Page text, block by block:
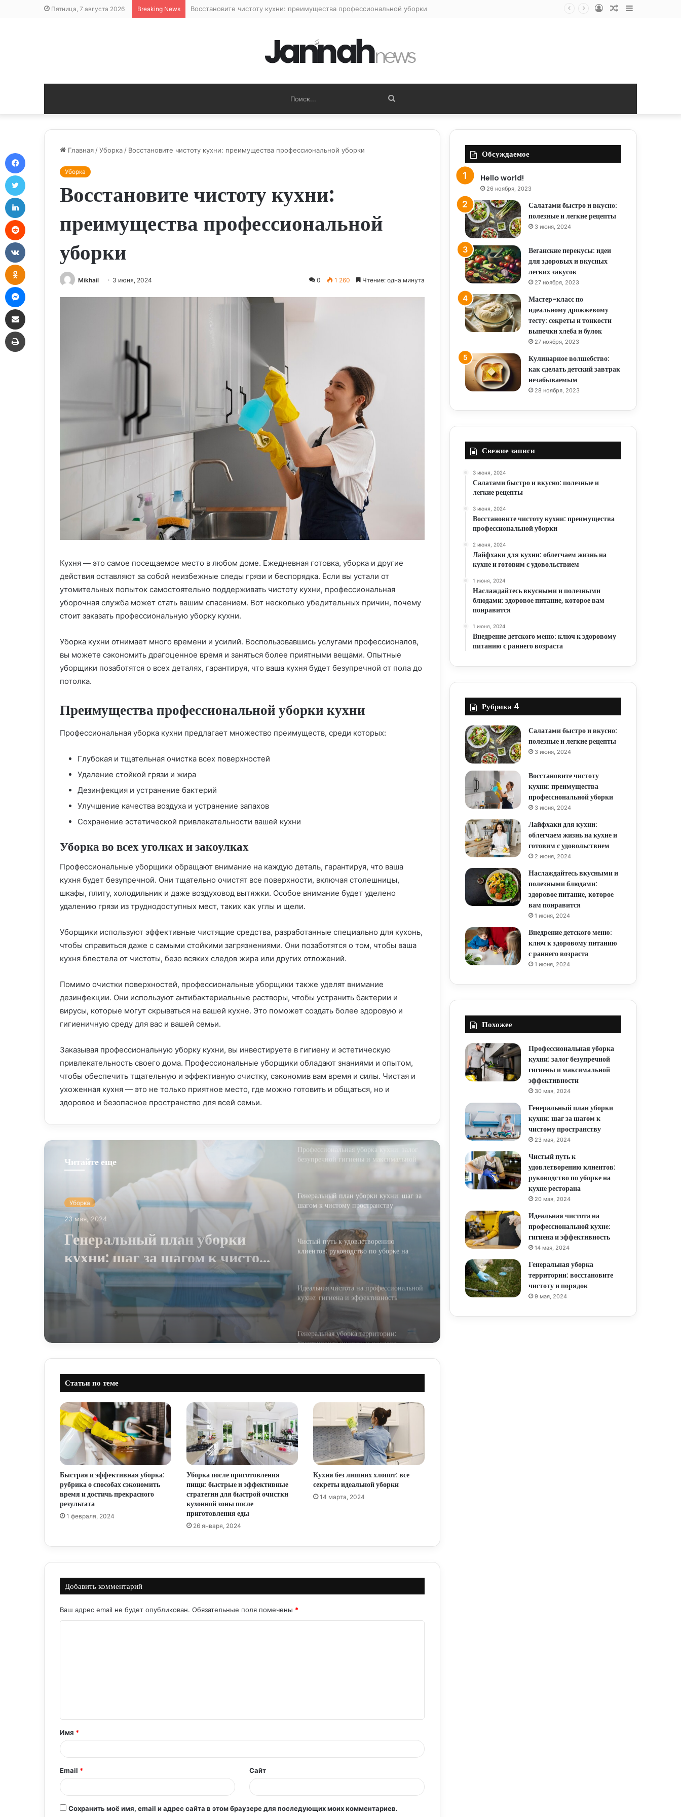
Пятница, 7 августа 2026 Breaking News Восстановите чистоту кухни: преимущества профессиональной уборки Sidebar
Random
Log
Поиск...
Главная /Уборка / Восстановите чистоту кухни: преимущества профессиональной уборки
Уборка
Восстановите чистоту кухни:
преимущества профессиональной
уборки
Mikhail 3 июня, 2024 0 1 260 Чтение: одна минута
Кухня — это самое посещаемое место в любом доме. Ежедневная готовка, уборка и другие
действия оставляют за собой неизбежные следы грязи и беспорядка. Если вы устали от
утомительных попыток самостоятельно поддерживать чистоту кухни, профессиональная
уборочная служба может стать вашим спасением. Вот несколько убедительных причин, почему
стоит заказать профессиональную уборку кухни.
Уборка кухни отнимает много времени и усилий. Воспользовавшись услугами профессионалов,
вы можете сэкономить драгоценное время и заняться более приятными вещами. Опытные
уборщики позаботятся о всех деталях, гарантируя, что ваша кухня будет безупречной от пола до
потолка.
Преимущества профессиональной уборки кухни
Профессиональная уборка кухни предлагает множество преимуществ, среди которых:
Глубокая и тщательная очистка всех поверхностей
Удаление стойкой грязи и жира
Дезинфекция и устранение бактерий
Улучшение качества воздуха и устранение запахов
Сохранение эстетической привлекательности вашей кухни
Уборка во всех уголках и закоулках
Профессиональные уборщики обращают внимание на каждую деталь, гарантируя, что ваша
кухня будет безупречной. Они тщательно очистят все поверхности, включая столешницы,
шкафы, плиту, холодильник и даже воздуховод вытяжки. Особое внимание будет уделено
удалению грязи из труднодоступных мест, таких как углы и щели.
Уборщики используют эффективные чистящие средства, разработанные специально для кухонь,
чтобы справиться даже с самыми стойкими загрязнениями. Они позаботятся о том, чтобы ваша
кухня блестела от чистоты, безо всяких следов жира или других отложений.
Помимо очистки поверхностей, профессиональные уборщики также уделят внимание
дезинфекции. Они используют антибактериальные растворы, чтобы устранить бактерии и
вирусы, которые могут скрываться на вашей кухне. Это поможет создать более здоровую и
гигиеничную среду для вас и вашей семьи.
Заказывая профессиональную уборку кухни, вы инвестируете в гигиену и эстетическую
привлекательность своего дома. Профессиональные уборщики обладают знаниями и опытом,
чтобы обеспечить тщательную и эффективную очистку, сэкономив вам время и силы. Чистая и
ухоженная кухня — это не только приятное место, где можно готовить и общаться, но и
здоровое и безопасное пространство для всей семьи.
Читайте еще
Уборка
20 мая, 2024
Чистый путь к
удовлетворению клиентов:
руководство по уборке на
кухне ресторана
Магическая уборка кухни: превратите
рутину в удовольствие
Искусство уборки фасада кухни:
руководство по безупречной чистоте
руководство к безупречной чистоте
Магия уборки: быстрая уборка кухни –
миссия выполнима
безупречной гигиены и максимальной
Генеральный план уборки кухни: шаг за
Чистый путь к удовлетворению
клиентов: руководство по уборке на
кухне ресторана
Идеальная чистота на профессиональной
кухне: гигиена и эффективность
Генеральная уборка территории:
восстановите чистоту и порядок
Магическая уборка кухни: превратите
Генеральная уборка кухни: пошаговое
руководство к безупречной чистоте
Как укротить запущенную кухню:
пошаговое руководство по очистке и
организации
безупречной гигиены и максимальной
кухне: гигиена и эффективность
Генеральная уборка территории:
Статьи по теме
Быстрая и эффективная уборка:
рубрика о способах сэкономить
время и достичь прекрасного
результата
1 февраля, 2024
Уборка после приготовления
пищи: быстрые и эффективные
стратегии для быстрой очистки
кухонной зоны после
приготовления еды
26 января, 2024
Кухня без лишних хлопот: все
секреты идеальной уборки
14 марта, 2024
Добавить комментарий
Ваш адрес email не будет опубликован. Обязательные поля помечены *
т
а
й
*
Имя *
Email * Сайт
Сохранить моё имя, email и адрес сайта в этом браузере для последующих моих комментариев.
Обсуждаемое
Hello world!
26 ноября, 2023
Салатами быстро и вкусно:
полезные и легкие рецепты
3 июня, 2024
Веганские перекусы: идеи
для здоровых и вкусных
легких закусок
27 ноября, 2023
Мастер-класс по
идеальному дрожжевому
тесту: секреты и тонкости
выпечки хлеба и булок
27 ноября, 2023
Кулинарное волшебство:
как сделать детский завтрак
незабываемым
28 ноября, 2023
Свежие записи
3 июня, 2024
Салатами быстро и вкусно: полезные и
легкие рецепты
3 июня, 2024
Восстановите чистоту кухни: преимущества
профессиональной уборки
2 июня, 2024
Лайфхаки для кухни: облегчаем жизнь на
кухне и готовим с удовольствием
1 июня, 2024
Наслаждайтесь вкусными и полезными
блюдами: здоровое питание, которое вам
понравится
1 июня, 2024
Внедрение детского меню: ключ к здоровому
питанию с раннего возраста
Рубрика 4
Салатами быстро и вкусно:
полезные и легкие рецепты
3 июня, 2024
Восстановите чистоту
кухни: преимущества
профессиональной уборки
3 июня, 2024
Лайфхаки для кухни:
облегчаем жизнь на кухне и
готовим с удовольствием
2 июня, 2024
Наслаждайтесь вкусными и
полезными блюдами:
здоровое питание, которое
вам понравится
1 июня, 2024
Внедрение детского меню:
ключ к здоровому питанию
с раннего возраста
1 июня, 2024
Похожее
Профессиональная уборка
кухни: залог безупречной
гигиены и максимальной
эффективности
30 мая, 2024
Генеральный план уборки
кухни: шаг за шагом к
чистому пространству
23 мая, 2024
Чистый путь к
удовлетворению клиентов:
руководство по уборке на
кухне ресторана
20 мая, 2024
Идеальная чистота на
профессиональной кухне:
гигиена и эффективность
14 мая, 2024
Генеральная уборка
территории: восстановите
чистоту и порядок
9 мая, 2024
Odnoklassniki